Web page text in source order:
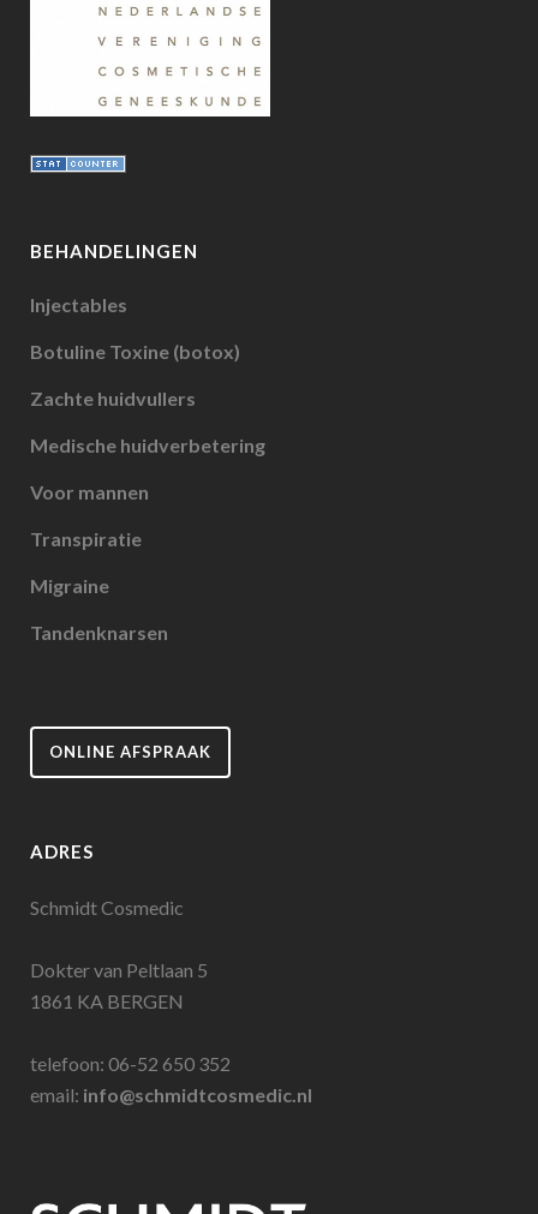
BEHANDELINGEN
Injectables
Botuline Toxine (botox)
Zachte huidvullers
Medische huidverbetering
Voor mannen
Transpiratie
Migraine
Tandenknarsen
ONLINE AFSPRAAK
ADRES
Schmidt Cosmedic
Dokter van Peltlaan 5
1861 KA BERGEN
telefoon: 06-52 650 352
email: info@schmidtcosmedic.nl